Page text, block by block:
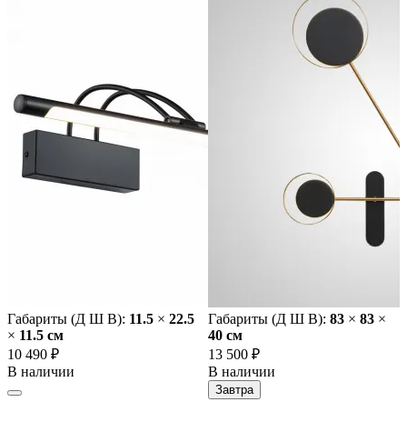
Габариты (Д Ш В): 11.5 × 22.5
× 11.5 cм
10 490 ₽
В наличии
Габариты (Д Ш В): 83 × 83 ×
40 cм
13 500 ₽
В наличии
Завтра